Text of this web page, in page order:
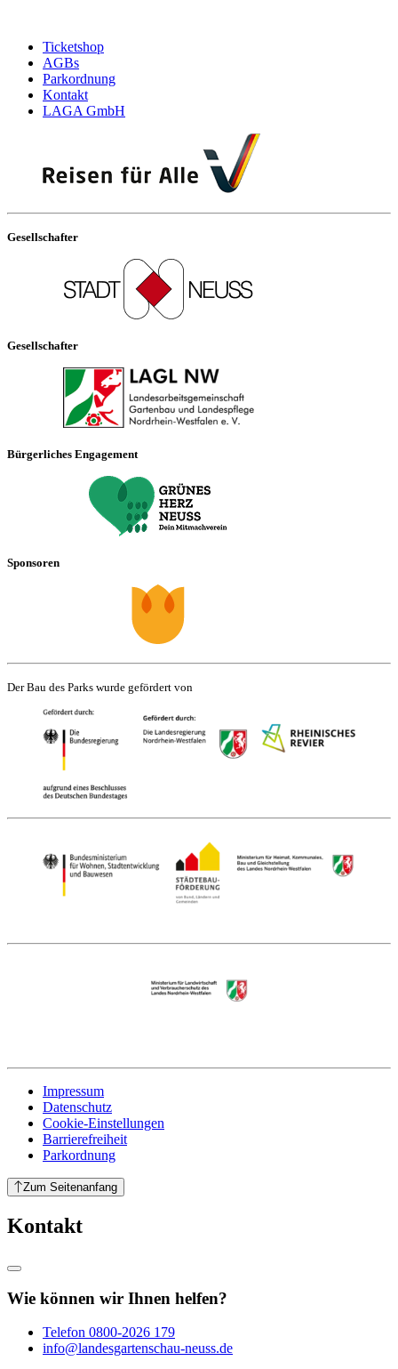
Ticketshop
AGBs
Parkordnung
Kontakt
LAGA GmbH
Gesellschafter
Gesellschafter
Bürgerliches Engagement
Sponsoren
Der Bau des Parks wurde gefördert von
Impressum
Datenschutz
Cookie-Einstellungen
Barrierefreiheit
Parkordnung
Zum Seitenanfang
Kontakt
Wie können wir Ihnen helfen?
Telefon 0800-2026 179
info@landesgartenschau-neuss.de